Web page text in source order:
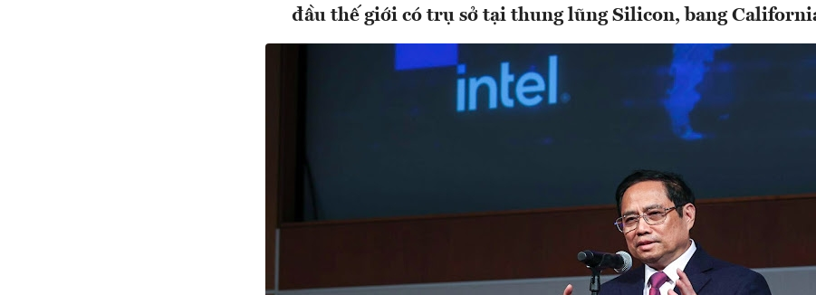
đầu thế giới có trụ sở tại thung lũng Silicon, bang